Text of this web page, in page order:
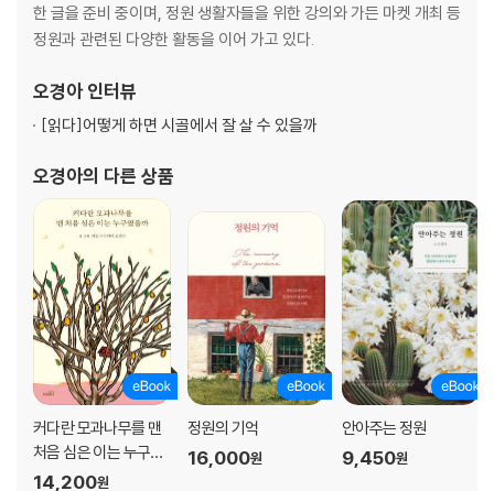
한 글을 준비 중이며, 정원 생활자들을 위한 강의와 가든 마켓 개최 등
정원과 관련된 다양한 활동을 이어 가고 있다.
오경아인터뷰
[읽다]어떻게 하면 시골에서 잘 살 수 있을까
오경아의 다른 상품
커다란 모과나무를 맨
처음 심은 이는 누구였
을까
14,200원
정원의 기억
16,000원
안아주는 정원
9,450원